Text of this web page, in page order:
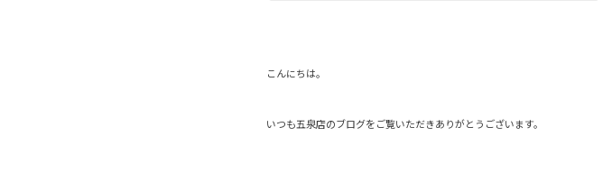
こんにちは。
いつも五泉店のブログをご覧いただきありがとうございます。